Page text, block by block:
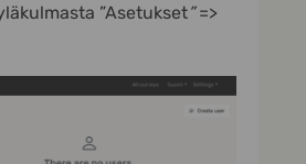
”Asetukset”=>